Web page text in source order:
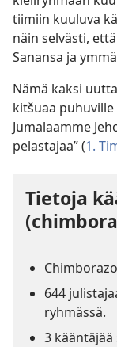
tiimiin kuuluva
näin selvästi,
Sanansa ja
Nämä kaksi
kitšuaa
Jumalaamme
pelastajaa” (1.
Tietoja
644
ryhmässä.
3 kääntäjää